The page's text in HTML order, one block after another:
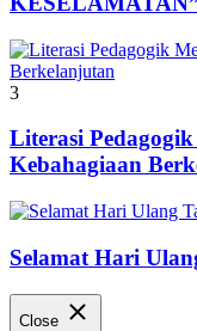
3
Literasi
Kebahagiaan
Selamat Hari
Close